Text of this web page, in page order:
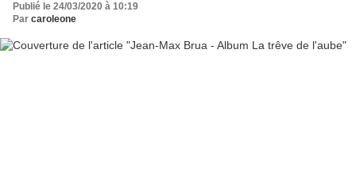
Publié le 24/03/2020 à 10:19
Par caroleone